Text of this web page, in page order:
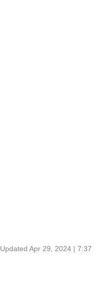
Updated Apr 29, 2024 | 7:37